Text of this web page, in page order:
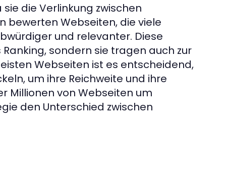
die Verlinkung zwischen
bewerten Webseiten, die viele
und relevanter. Diese
sondern sie tragen auch zur
Webseiten ist es entscheidend,
um ihre Reichweite und ihre
Millionen von Webseiten um
den Unterschied zwischen